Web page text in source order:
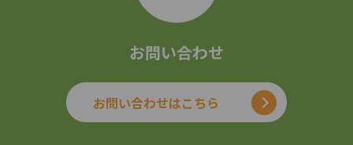
お問い合わせ
お問い合わせはこちら